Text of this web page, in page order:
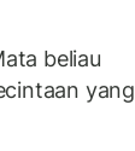
beliau
yang